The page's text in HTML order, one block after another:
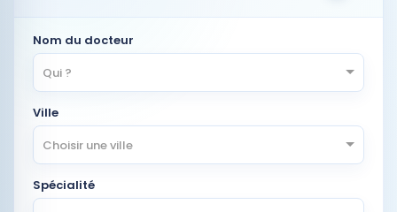
Nom du docteur
Qui ?
Ville
Choisir une ville
Spécialité